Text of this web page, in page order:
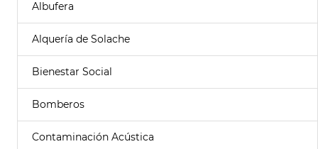
Albufera
Alquería de Solache
Bienestar Social
Bomberos
Contaminación Acústica